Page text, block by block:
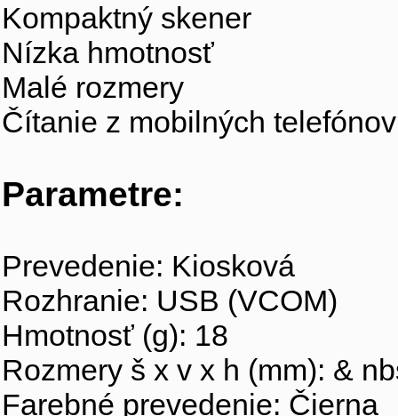
Kompaktný skener
Nízka hmotnosť
Malé rozmery
Čítanie z mobilných telefónov
Parametre:
Prevedenie: Kiosková
Rozhranie: USB (VCOM)
Hmotnosť (g): 18
Rozmery š x v x h (mm): &
Farebné prevedenie: Čierna